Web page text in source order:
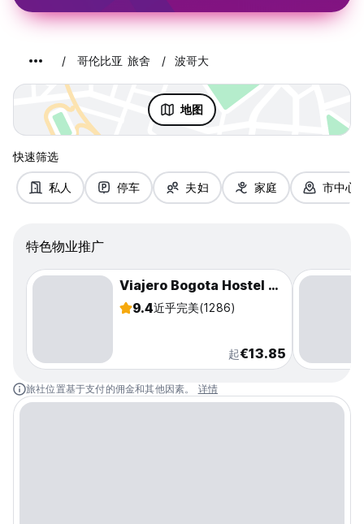
哥伦比亚 旅舍 波哥大
地图
快速筛选
私人 停车 夫妇 家庭 市中心
特色物业推广
Viajero Bogota Hostel & Spa
9.4近乎完美(1286)
起€13.85
旅社位置基于支付的佣金和其他因素。 详情